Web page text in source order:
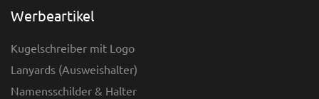
Werbeartikel
Kugelschreiber mit Logo
Lanyards (Ausweishalter)
Namensschilder & Halter